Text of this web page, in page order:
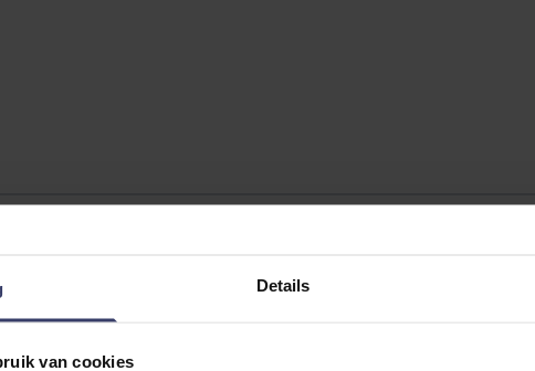
Details
van cookies